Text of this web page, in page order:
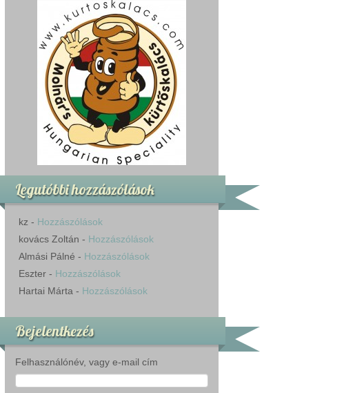
Legutóbbi hozzászólások
kz - Hozzászólások
kovács Zoltán - Hozzászólások
Almási Pálné - Hozzászólások
Eszter - Hozzászólások
Hartai Márta - Hozzászólások
Bejelentkezés
Felhasználónév, vagy e-mail cím